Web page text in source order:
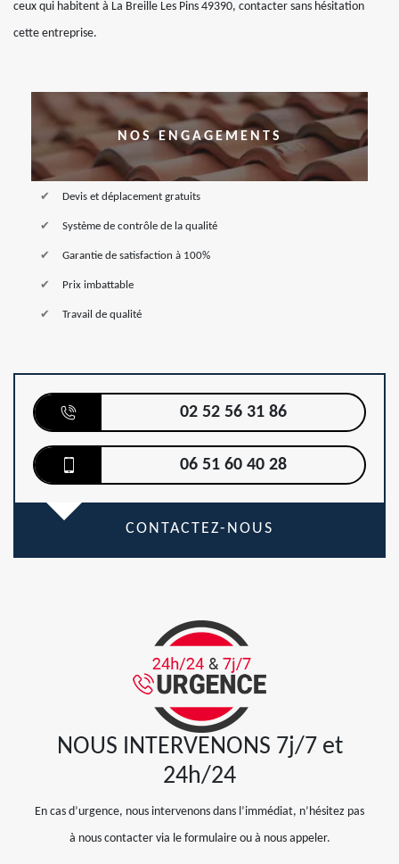
ceux qui habitent à La Breille Les Pins 49390, contacter sans hésitation
cette entreprise.
NOS ENGAGEMENTS
Devis et déplacement gratuits
Système de contrôle de la qualité
Garantie de satisfaction à 100%
Prix imbattable
Travail de qualité
02 52 56 31 86
06 51 60 40 28
CONTACTEZ-NOUS
NOUS INTERVENONS 7j/7 et
24h/24
En cas d’urgence, nous intervenons dans l’immédiat, n’hésitez pas
à nous contacter via le formulaire ou à nous appeler.